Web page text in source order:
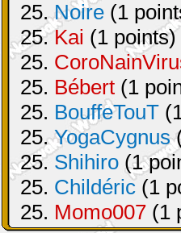
25.Noire (1
25.Kai (1 points)
25.
25. Bébert (1
25. BouffeTouT
25.YogaCygnus
25.Shihiro (1
25. Childéric (1
25. Momo007 (1